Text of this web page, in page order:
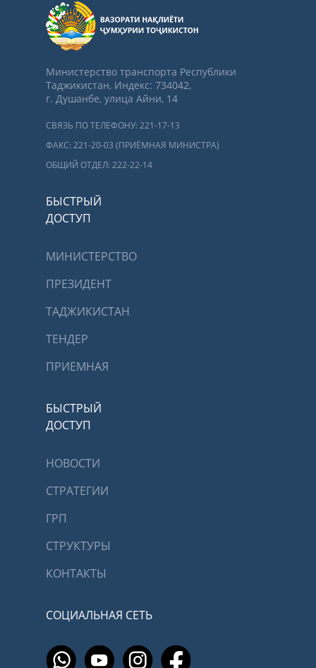
Министерство транспорта Республики
Таджикистан, Индекс: 734042,
г. Душанбе, улица Айни, 14
СВЯЗЬ ПО ТЕЛЕФОНУ: 221-17-13
ФАКС: 221-20-03 (ПРИЁМНАЯ МИНИСТРА)
ОБЩИЙ ОТДЕЛ: 222-22-14
БЫСТРЫЙ
ДОСТУП
МИНИСТЕРСТВО
ПРЕЗИДЕНТ
ТАДЖИКИСТАН
ТЕНДЕР
ПРИЕМНАЯ
БЫСТРЫЙ
ДОСТУП
НОВОСТИ
СТРАТЕГИИ
ГРП
СТРУКТУРЫ
КОНТАКТЫ
СОЦИАЛЬНАЯ СЕТЬ